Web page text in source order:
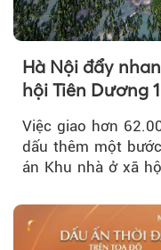
Hà Nội đẩy
hội Tiên Dương 1
Việc giao hơn
dấu thêm một
án Khu nhà ở xã